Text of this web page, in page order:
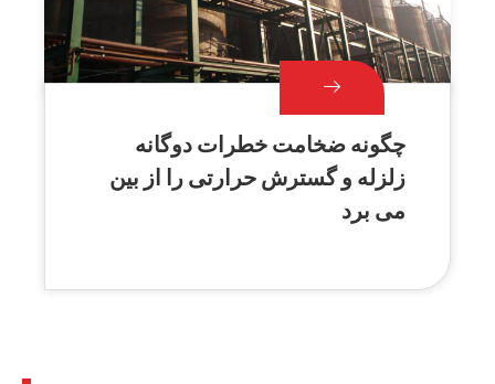
چگونه ضخامت خطرات دوگانه
زلزله و گسترش حرارتی را از بین
می برد